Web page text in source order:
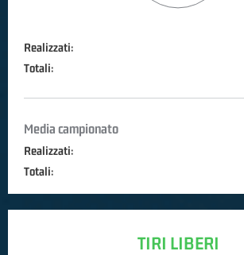
Realizzati:
Totali:
Media campionato
Realizzati:
Totali:
TIRI LIBERI